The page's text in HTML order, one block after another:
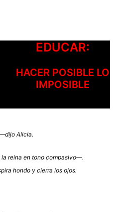
EDUCAR:
HACER POSIBLE LO
IMPOSIBLE
Alicia.
reina en tono compasivo—.
hondo y cierra los ojos.